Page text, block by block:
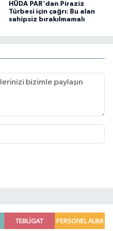
HÜDA PAR'dan Piraziz
Türbesi için çağrı: Bu alan
sahipsiz bırakılmamalı